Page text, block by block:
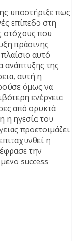
υποστήριξε πως
επίπεδο στη
στόχους που
πράσινης
αυτό
ανάπτυξης της
αυτή η
όμως να
ενέργεια
από ορυκτά
η ηγεσία του
προετοιμάζει
η
την
success